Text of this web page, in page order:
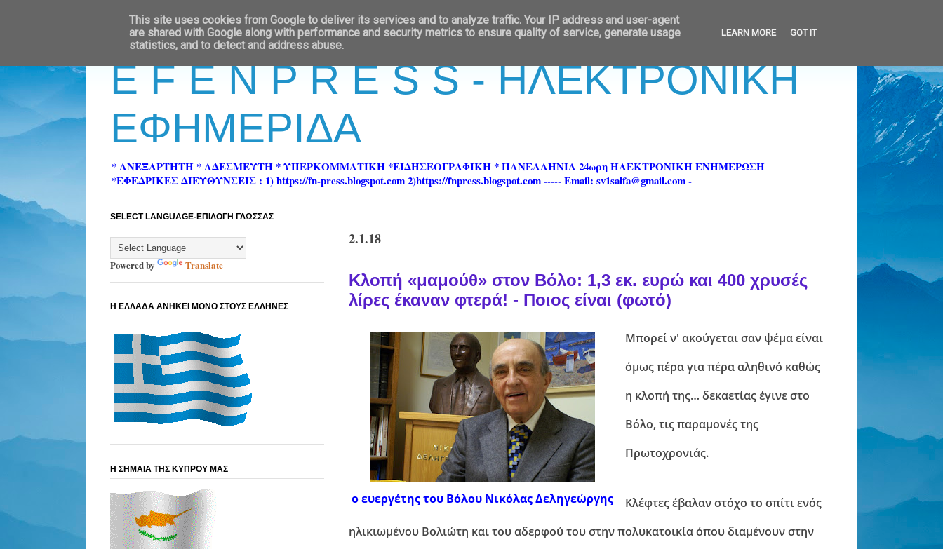
E F E N P R E S S - ΗΛΕΚΤΡΟΝΙΚΗ
ΕΦΗΜΕΡΙΔΑ
* ΑΝΕΞΑΡΤΗΤΗ * ΑΔΕΣΜΕΥΤΗ * ΥΠΕΡΚΟΜΜΑΤΙΚΗ *ΕΙΔΗΣΕΟΓΡΑΦΙΚΗ * ΠΑΝΕΛΛΗΝΙΑ 24ωρη ΗΛΕΚΤΡΟΝΙΚΗ ΕΝΗΜΕΡΩΣΗ
*ΕΦΕΔΡΙΚΕΣ ΔΙΕΥΘΥΝΣΕΙΣ : 1) https://fn-press.blogspot.com 2)https://fnpress.blogspot.com ----- Email: sv1salfa@gmail.com -
2.1.18
Κλοπή «μαμούθ» στον Βόλο: 1,3 εκ. ευρώ και 400 χρυσές
λίρες έκαναν φτερά! - Ποιος είναι (φωτό)
ο ευεργέτης του Βόλου Νικόλας Δεληγεώργης
Μπορεί ν' ακούγεται σαν ψέμα είναι
όμως πέρα για πέρα αληθινό καθώς
η κλοπή της… δεκαετίας έγινε στο
Βόλο, τις παραμονές της
Πρωτοχρονιάς.
Κλέφτες έβαλαν στόχο το σπίτι ενός
ηλικιωμένου Βολιώτη και του αδερφού του στην πολυκατοικία όπου διαμένουν στην
SELECT LANGUAGE-ΕΠΙΛΟΓΗ ΓΛΩΣΣΑΣ
Powered by Translate
Η ΕΛΛΑΔΑ ΑΝΗΚΕΙ ΜΟΝΟ ΣΤΟΥΣ ΕΛΛΗΝΕΣ
Η ΣΗΜΑΙΑ ΤΗΣ ΚΥΠΡΟΥ ΜΑΣ
This site uses cookies from Google to deliver its services and to analyze traffic. Your IP address and user-agent
are shared with Google along with performance and security metrics to ensure quality of service, generate usage
statistics, and to detect and address abuse.
LEARN MORE GOT IT